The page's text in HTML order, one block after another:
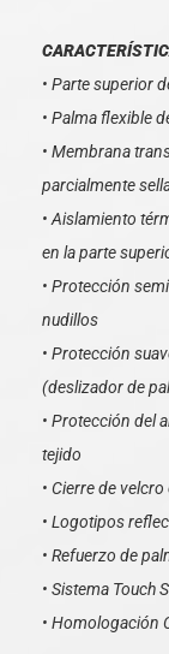
• Parte superior
• Palma flexible
• Membrana
parcialmente
• Aislamiento
en la parte
• Protección
nudillos
• Protección
(deslizador de
• Protección del
tejido
• Cierre de
• Logotipos
• Refuerzo de
• Sistema Touch
• Homologación